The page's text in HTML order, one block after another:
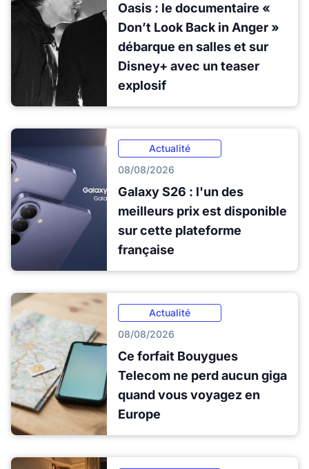
Oasis : le documentaire «
Don’t Look Back in Anger »
débarque en salles et sur
Disney+ avec un teaser
explosif
Actualité
08/08/2026
Galaxy S26 : l'un des
meilleurs prix est disponible
sur cette plateforme
française
Actualité
08/08/2026
Ce forfait Bouygues
Telecom ne perd aucun giga
quand vous voyagez en
Europe